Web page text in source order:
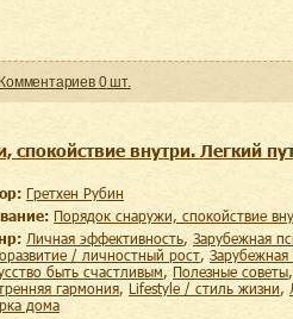
Комментариев 0шт.
спокойствие внутри. Легкий
Гретхен Рубин
Порядок снаружи, спокойствие
личная эффективность зарубежная
/ личностный рост
быть счастливым
полезные советы
гармония
lifestyle / стиль жизни
дома